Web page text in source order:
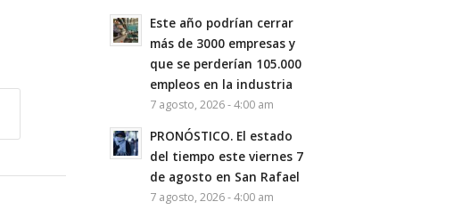
Este año podrían cerrar
más de 3000 empresas y
que se perderían 105.000
empleos en la industria
7 agosto, 2026 - 4:00 am
PRONÓSTICO. El estado
del tiempo este viernes 7
de agosto en San Rafael
7 agosto, 2026 - 4:00 am